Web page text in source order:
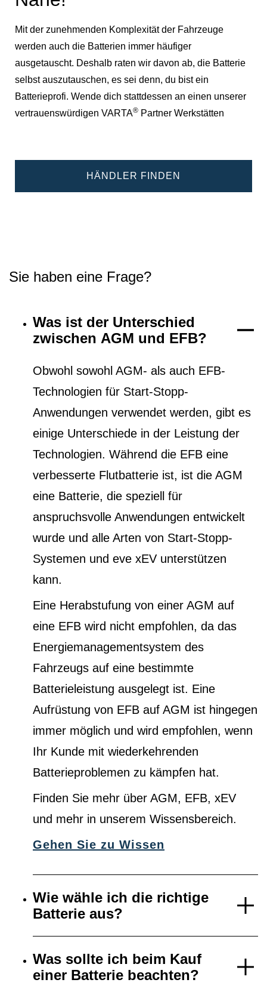
Mit der zunehmenden Komplexität der Fahrzeuge
werden auch die Batterien immer häufiger
ausgetauscht. Deshalb raten wir davon ab, die Batterie
selbst auszutauschen, es sei denn, du bist ein
Batterieprofi. Wende dich stattdessen an einen unserer
vertrauenswürdigen VARTA® Partner Werkstätten
HÄNDLER FINDEN
Sie haben eine Frage?
Was ist der Unterschied
zwischen AGM und EFB?
Obwohl sowohl AGM- als auch EFB-
Technologien für Start-Stopp-
Anwendungen verwendet werden, gibt es
einige Unterschiede in der Leistung der
Technologien. Während die EFB eine
verbesserte Flutbatterie ist, ist die AGM
eine Batterie, die speziell für
anspruchsvolle Anwendungen entwickelt
wurde und alle Arten von Start-Stopp-
Systemen und eve xEV unterstützen
kann.
Eine Herabstufung von einer AGM auf
eine EFB wird nicht empfohlen, da das
Energiemanagementsystem des
Fahrzeugs auf eine bestimmte
Batterieleistung ausgelegt ist. Eine
Aufrüstung von EFB auf AGM ist hingegen
immer möglich und wird empfohlen, wenn
Ihr Kunde mit wiederkehrenden
Batterieproblemen zu kämpfen hat.
Finden Sie mehr über AGM, EFB, xEV
und mehr in unserem Wissensbereich.
Gehen Sie zu Wissen
Wie wähle ich die richtige
Batterie aus?
Was sollte ich beim Kauf
einer Batterie beachten?